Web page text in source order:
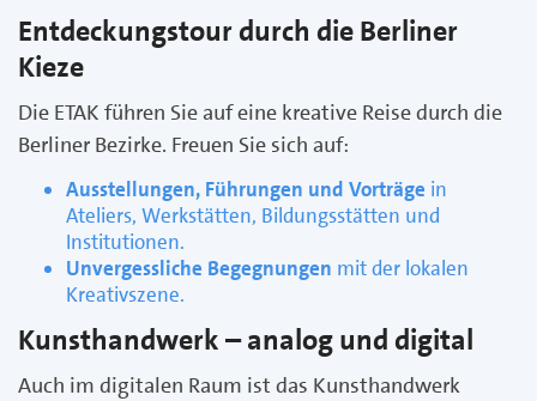
Entdeckungstour durch die Berliner
Kieze
Die ETAK führen Sie auf eine kreative Reise durch die
Berliner Bezirke. Freuen Sie sich auf:
Ausstellungen, Führungen und Vorträge in
Ateliers, Werkstätten, Bildungsstätten und
Institutionen.
Unvergessliche Begegnungen mit der lokalen
Kreativszene.
Kunsthandwerk – analog und digital
Auch im digitalen Raum ist das Kunsthandwerk